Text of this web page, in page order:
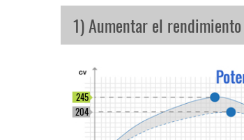
1) Aumentar el
204
245